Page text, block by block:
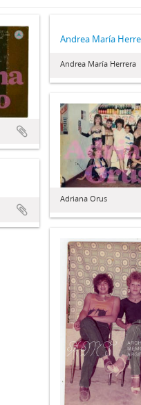
Andrea María
Andrea María Herrera
Adriana Orus